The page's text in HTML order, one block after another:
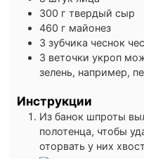
300 г твердый сыр
460 г майонез
3 зубчика чеснок
3 веточки укроп
зелень, например,
Инструкции
Из банок шпроты
полотенца, чтобы
оторвать у них